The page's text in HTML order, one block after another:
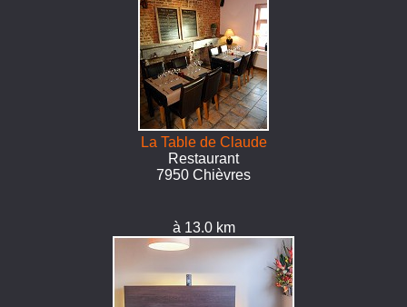
La Table de Claude
Restaurant
7950 Chièvres
à 13.0 km